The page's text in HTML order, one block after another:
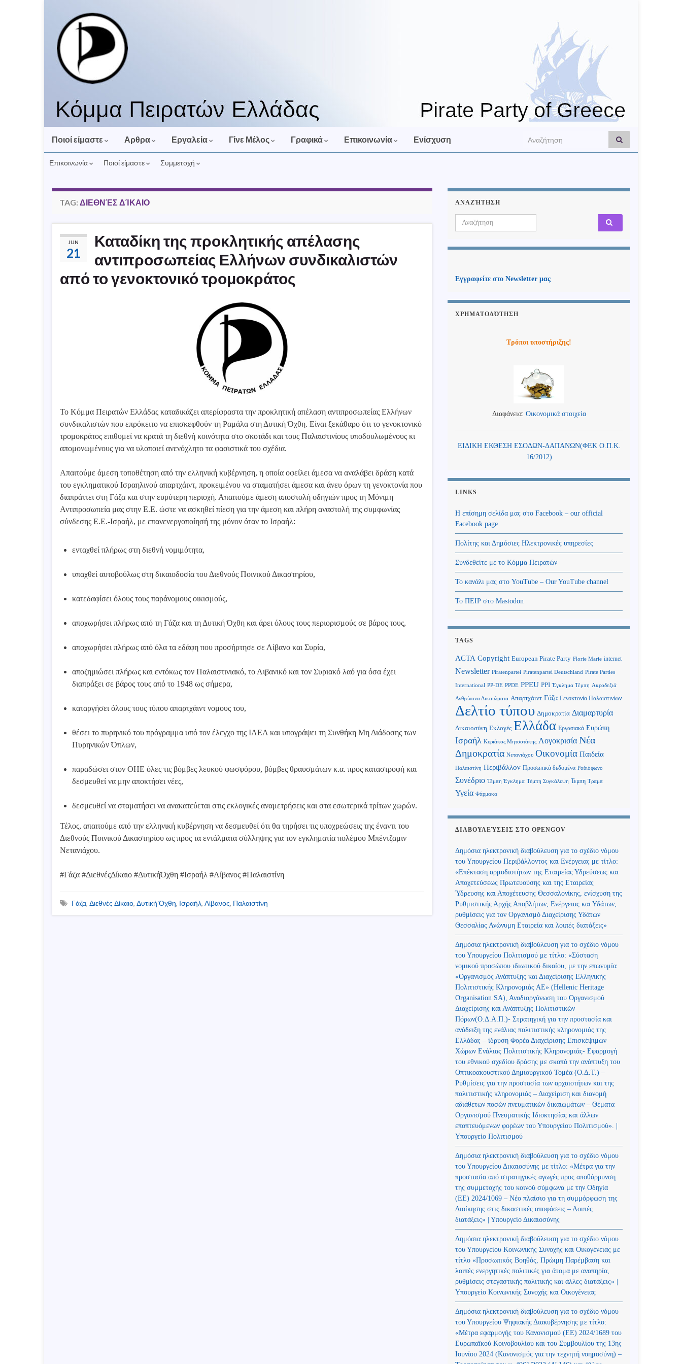
Ποιοί είμαστε Αρθρα Εργαλεία Γίνε Μέλος Γραφικά Επικοινωνία Ενίσχυση Search for:
Επικοινωνία Ποιοί είμαστε Συμμετοχή
TAG: ΔΙΕΘΝΈΣ ΔΊΚΑΙΟ
JUN
21
Καταδίκη της προκλητικής απέλασης
αντιπροσωπείας Ελλήνων συνδικαλιστών
από το γενοκτονικό τρομοκράτος
Το Κόμμα Πειρατών Ελλάδας καταδικάζει απερίφραστα την προκλητική απέλαση αντιπροσωπείας Ελλήνων
συνδικαλιστών που επρόκειτο να επισκεφθούν τη Ραμάλα στη Δυτική Όχθη. Είναι ξεκάθαρο ότι το γενοκτονικό
τρομοκράτος επιθυμεί να κρατά τη διεθνή κοινότητα στο σκοτάδι και τους Παλαιστινίους υποδουλωμένους κι
απομονωμένους για να υλοποιεί ανενόχλητο τα φασιστικά του σχέδια.
Απαιτούμε άμεση τοποθέτηση από την ελληνική κυβέρνηση, η οποία οφείλει άμεσα να αναλάβει δράση κατά
του εγκληματικού Ισραηλινού απαρτχάιντ, προκειμένου να σταματήσει άμεσα και άνευ όρων τη γενοκτονία που
διαπράττει στη Γάζα και στην ευρύτερη περιοχή. Απαιτούμε άμεση αποστολή οδηγιών προς τη Μόνιμη
Αντιπροσωπεία μας στην Ε.Ε. ώστε να ασκηθεί πίεση για την άμεση και πλήρη αναστολή της συμφωνίας
σύνδεσης Ε.Ε.-Ισραήλ, με επανενεργοποίησή της μόνον όταν το Ισραήλ:
ενταχθεί πλήρως στη διεθνή νομιμότητα,
υπαχθεί αυτοβούλως στη δικαιοδοσία του Διεθνούς Ποινικού Δικαστηρίου,
κατεδαφίσει όλους τους παράνομους οικισμούς,
αποχωρήσει πλήρως από τη Γάζα και τη Δυτική Όχθη και άρει όλους τους περιορισμούς σε βάρος τους,
αποχωρήσει πλήρως από όλα τα εδάφη που προσήρτησε σε Λίβανο και Συρία,
αποζημιώσει πλήρως και εντόκως τον Παλαιστινιακό, το Λιβανικό και τον Συριακό λαό για όσα έχει
διαπράξει σε βάρος τους από το 1948 ως σήμερα,
καταργήσει όλους τους τύπου απαρτχάιντ νομους του,
θέσει το πυρηνικό του πρόγραμμα υπό τον έλεγχο της ΙΑΕΑ και υπογράψει τη Συνθήκη Μη Διάδοσης των
Πυρηνικών Όπλων,
παραδώσει στον ΟΗΕ όλες τις βόμβες λευκού φωσφόρου, βόμβες θραυσμάτων κ.α. προς καταστροφή και
δεσμευθεί να μην αποκτήσει νέες,
δεσμευθεί να σταματήσει να ανακατεύεται στις εκλογικές αναμετρήσεις και στα εσωτερικά τρίτων χωρών.
Τέλος, απαιτούμε από την ελληνική κυβέρνηση να δεσμευθεί ότι θα τηρήσει τις υποχρεώσεις της έναντι του
Διεθνούς Ποινικού Δικαστηρίου ως προς τα εντάλματα σύλληψης για τον εγκληματία πολέμου Μπέντζαμιν
Νετανιάχου.
#Γάζα #ΔιεθνέςΔίκαιο #ΔυτικήΌχθη #Ισραήλ #Λίβανος #Παλαιστίνη
Γάζα, Διεθνές Δίκαιο, Δυτική Όχθη, Ισραήλ, Λίβανος, Παλαιστίνη
ΑΝΑΖΉΤΗΣΗ
Search for:
Εγγραφείτε στο Newsletter μας
ΧΡΗΜΑΤΟΔΌΤΗΣΗ
Τρόποι υποστήριξης!
Διαφάνεια: Οικονομικά στοιχεία
ΕΙΔΙΚΗ ΕΚΘΕΣΗ ΕΣΟΔΩΝ-ΔΑΠΑΝΩΝ(ΦΕΚ Ο.Π.Κ.
16/2012)
LINKS
Η επίσημη σελίδα μας στο Facebook – our official
Facebook page
Πολίτης και Δημόσιες Ηλεκτρονικές υπηρεσίες
Συνδεθείτε με το Κόμμα Πειρατών
Το κανάλι μας στο YouTube – Our YouTube channel
Το ΠΕΙΡ στο Mastodon
TAGS
ACTA Copyright European Pirate Party Florie Marie internet
Newsletter Piratenpartei Piratenpartei Deutschland Pirate Parties
International PP-DE PPDE PPEU PPI Έγκλημα Τέμπη Ακροδεξιά
Ανθρώπινα Δικαιώματα Απαρτχάιντ Γάζα Γενοκτονία Παλαιστινίων
Δελτίο τύπου Δημοκρατία Διαμαρτυρία
Δικαιοσύνη Εκλογές Ελλάδα Εργασιακά Ευρώπη
Ισραήλ Κυριάκος Μητσοτάκης Λογοκρισία Νέα
Δημοκρατία Νετανιάχου Οικονομία Παιδεία
Παλαιστίνη Περιβάλλον Προσωπικά δεδομένα Ραδιόφωνο
Συνέδριο Τέμπη Έγκλημα Τέμπη Συγκάλυψη Τεμπη Τραμπ
Υγεία Φάρμακα
ΔΙΑΒΟΥΛΕΎΣΕΙΣ ΣΤΟ OPENGOV
Δημόσια ηλεκτρονική διαβούλευση για το σχέδιο νόμου
του Υπουργείου Περιβάλλοντος και Ενέργειας με τίτλο:
«Επέκταση αρμοδιοτήτων της Εταιρείας Υδρεύσεως και
Αποχετεύσεως Πρωτευούσης και της Εταιρείας
Ύδρευσης και Αποχέτευσης Θεσσαλονίκης, ενίσχυση της
Ρυθμιστικής Αρχής Αποβλήτων, Ενέργειας και Υδάτων,
ρυθμίσεις για τον Οργανισμό Διαχείρισης Υδάτων
Θεσσαλίας Ανώνυμη Εταιρεία και λοιπές διατάξεις»
Δημόσια ηλεκτρονική διαβούλευση για το σχέδιο νόμου
του Υπουργείου Πολιτισμού με τίτλο: «Σύσταση
νομικού προσώπου ιδιωτικού δικαίου, με την επωνυμία
«Οργανισμός Ανάπτυξης και Διαχείρισης Ελληνικής
Πολιτιστικής Κληρονομιάς ΑΕ» (Hellenic Heritage
Organisation SA), Αναδιοργάνωση του Οργανισμού
Διαχείρισης και Ανάπτυξης Πολιτιστικών
Πόρων(Ο.Δ.Α.Π.)- Στρατηγική για την προστασία και
ανάδειξη της ενάλιας πολιτιστικής κληρονομιάς της
Ελλάδας – ίδρυση Φορέα Διαχείρισης Επισκέψιμων
Χώρων Ενάλιας Πολιτιστικής Κληρονομιάς- Εφαρμογή
του εθνικού σχεδίου δράσης με σκοπό την ανάπτυξη του
Οπτικοακουστικού Δημιουργικού Τομέα (Ο.Δ.Τ.) –
Ρυθμίσεις για την προστασία των αρχαιοτήτων και της
πολιτιστικής κληρονομιάς – Διαχείριση και διανομή
αδιάθετων ποσών πνευματικών δικαιωμάτων – Θέματα
Οργανισμού Πνευματικής Ιδιοκτησίας και άλλων
εποπτευόμενων φορέων του Υπουργείου Πολιτισμού». |
Υπουργείο Πολιτισμού
Δημόσια ηλεκτρονική διαβούλευση για το σχέδιο νόμου
του Υπουργείου Δικαιοσύνης με τίτλο: «Μέτρα για την
προστασία από στρατηγικές αγωγές προς αποθάρρυνση
της συμμετοχής του κοινού σύμφωνα με την Οδηγία
(ΕΕ) 2024/1069 – Νέο πλαίσιο για τη συμμόρφωση της
Διοίκησης στις δικαστικές αποφάσεις – Λοιπές
διατάξεις» | Υπουργείο Δικαιοσύνης
Δημόσια ηλεκτρονική διαβούλευση για το σχέδιο νόμου
του Υπουργείου Κοινωνικής Συνοχής και Οικογένειας με
τίτλο «Προσωπικός Βοηθός, Πρώιμη Παρέμβαση και
λοιπές ενεργητικές πολιτικές για άτομα με αναπηρία,
ρυθμίσεις στεγαστικής πολιτικής και άλλες διατάξεις» |
Υπουργείο Κοινωνικής Συνοχής και Οικογένειας
Δημόσια ηλεκτρονική διαβούλευση για το σχέδιο νόμου
του Υπουργείου Ψηφιακής Διακυβέρνησης με τίτλο:
«Μέτρα εφαρμογής του Κανονισμού (ΕΕ) 2024/1689 του
Ευρωπαϊκού Κοινοβουλίου και του Συμβουλίου της 13ης
Ιουνίου 2024 (Kανονισμός για την τεχνητή νοημοσύνη) –